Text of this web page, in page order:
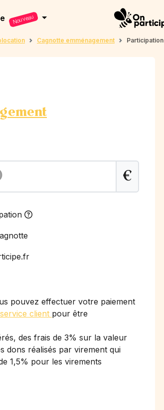
Nouveau
Cagnotte emménagement Participation
€
pouvez effectuer votre paiement
client pour être
des frais de 3% sur la valeur
dons réalisés par virement qui
1,5% pour les virements